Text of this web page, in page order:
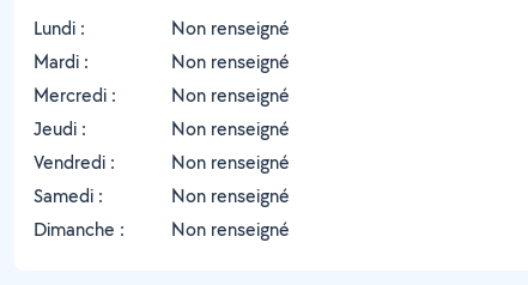
Lundi :
Non renseigné
Mardi :
Non renseigné
Mercredi :
Non renseigné
Jeudi :
Non renseigné
Vendredi :
Non renseigné
Samedi :
Non renseigné
Dimanche :
Non renseigné